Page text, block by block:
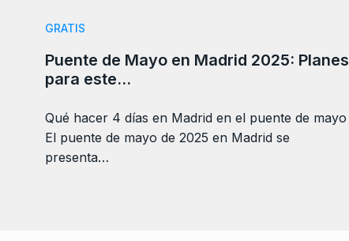
GRATIS
Puente de Mayo en Madrid 2025: Planes
para este…
Qué hacer 4 días en Madrid en el puente de mayo
El puente de mayo de 2025 en Madrid se
presenta…